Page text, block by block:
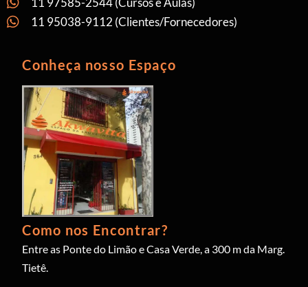
11 95038-9112 (Clientes/Fornecedores)
Conheça nosso Espaço
Como nos Encontrar?
Entre as Ponte do Limão e Casa Verde, a 300 m da Marg.
Tietê.